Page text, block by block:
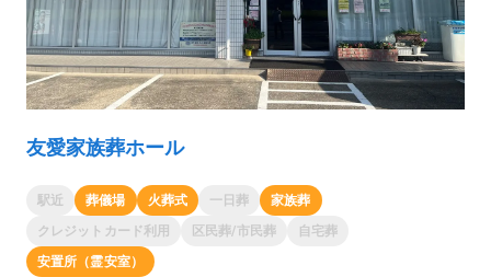
友愛家族葬ホール
駅近 葬儀場 火葬式 一日葬
家族葬
クレジットカード利用
区民葬/市民葬
自宅葬
安置所（霊安室）